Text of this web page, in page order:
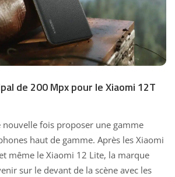
de 200 Mpx pour le Xiaomi 12T
fois proposer une gamme
haut de gamme. Après les Xiaomi
et même le Xiaomi 12 Lite, la marque
sur le devant de la scène avec les